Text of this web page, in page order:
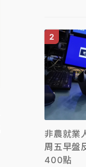
非農就業
周五早盤
400點